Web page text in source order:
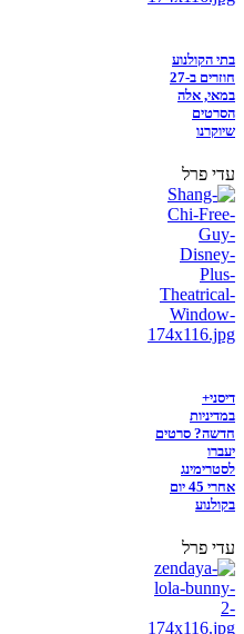
בתי הקולנוע
חוזרים ב-27
במאי, אלה
הסרטים
שיוקרנו
עדי פרל
דיסני+
במדיניות
חדשה? סרטים
יעברו
לסטרימינג
אחרי 45 יום
בקולנוע
עדי פרל